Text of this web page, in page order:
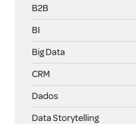
B2B
BI
Big Data
CRM
Dados
Data Storytelling